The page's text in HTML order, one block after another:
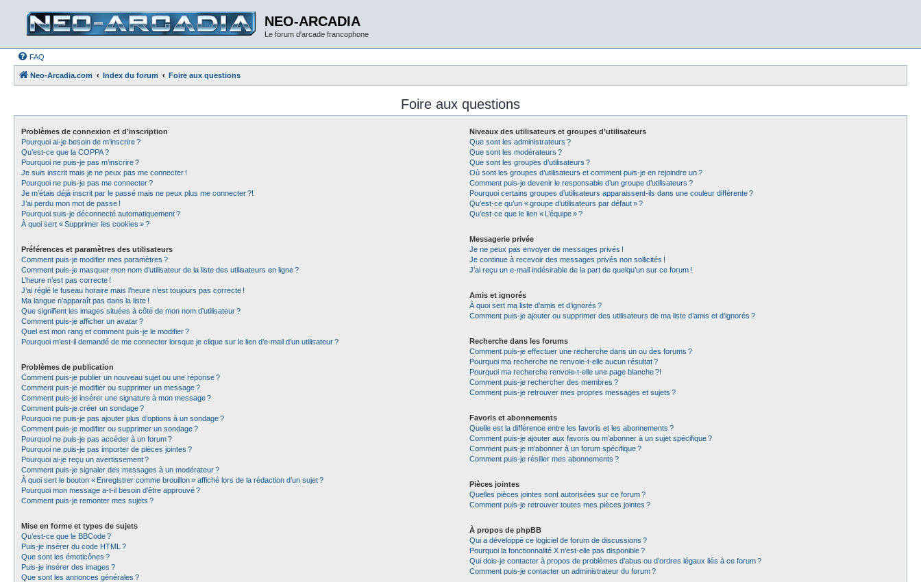
NEO-ARCADIA
Le forum d'arcade francophone
FAQ
Neo-Arcadia.com Index du forum Foire aux questions
Foire aux questions
Problèmes de connexion et d’inscription
Pourquoi ai-je besoin de m’inscrire ?
Qu’est-ce que la COPPA ?
Pourquoi ne puis-je pas m’inscrire ?
Je suis inscrit mais je ne peux pas me connecter !
Pourquoi ne puis-je pas me connecter ?
Je m’étais déjà inscrit par le passé mais ne peux plus me connecter ?!
J’ai perdu mon mot de passe !
Pourquoi suis-je déconnecté automatiquement ?
À quoi sert « Supprimer les cookies » ?
Préférences et paramètres des utilisateurs
Comment puis-je modifier mes paramètres ?
Comment puis-je masquer mon nom d’utilisateur de la liste des utilisateurs en ligne ?
L’heure n’est pas correcte !
J’ai réglé le fuseau horaire mais l’heure n’est toujours pas correcte !
Ma langue n’apparaît pas dans la liste !
Que signifient les images situées à côté de mon nom d’utilisateur ?
Comment puis-je afficher un avatar ?
Quel est mon rang et comment puis-je le modifier ?
Pourquoi m’est-il demandé de me connecter lorsque je clique sur le lien d’e-mail d’un utilisateur ?
Problèmes de publication
Comment puis-je publier un nouveau sujet ou une réponse ?
Comment puis-je modifier ou supprimer un message ?
Comment puis-je insérer une signature à mon message ?
Comment puis-je créer un sondage ?
Pourquoi ne puis-je pas ajouter plus d’options à un sondage ?
Comment puis-je modifier ou supprimer un sondage ?
Pourquoi ne puis-je pas accéder à un forum ?
Pourquoi ne puis-je pas importer de pièces jointes ?
Pourquoi ai-je reçu un avertissement ?
Comment puis-je signaler des messages à un modérateur ?
À quoi sert le bouton « Enregistrer comme brouillon » affiché lors de la rédaction d’un sujet ?
Pourquoi mon message a-t-il besoin d’être approuvé ?
Comment puis-je remonter mes sujets ?
Mise en forme et types de sujets
Qu’est-ce que le BBCode ?
Puis-je insérer du code HTML ?
Que sont les émoticônes ?
Puis-je insérer des images ?
Que sont les annonces générales ?
Niveaux des utilisateurs et groupes d’utilisateurs
Que sont les administrateurs ?
Que sont les modérateurs ?
Que sont les groupes d’utilisateurs ?
Où sont les groupes d’utilisateurs et comment puis-je en rejoindre un ?
Comment puis-je devenir le responsable d’un groupe d’utilisateurs ?
Pourquoi certains groupes d’utilisateurs apparaissent-ils dans une couleur différente ?
Qu’est-ce qu’un « groupe d’utilisateurs par défaut » ?
Qu’est-ce que le lien « L’équipe » ?
Messagerie privée
Je ne peux pas envoyer de messages privés !
Je continue à recevoir des messages privés non sollicités !
J’ai reçu un e-mail indésirable de la part de quelqu’un sur ce forum !
Amis et ignorés
À quoi sert ma liste d’amis et d’ignorés ?
Comment puis-je ajouter ou supprimer des utilisateurs de ma liste d’amis et d’ignorés ?
Recherche dans les forums
Comment puis-je effectuer une recherche dans un ou des forums ?
Pourquoi ma recherche ne renvoie-t-elle aucun résultat ?
Pourquoi ma recherche renvoie-t-elle une page blanche ?!
Comment puis-je rechercher des membres ?
Comment puis-je retrouver mes propres messages et sujets ?
Favoris et abonnements
Quelle est la différence entre les favoris et les abonnements ?
Comment puis-je ajouter aux favoris ou m’abonner à un sujet spécifique ?
Comment puis-je m’abonner à un forum spécifique ?
Comment puis-je résilier mes abonnements ?
Pièces jointes
Quelles pièces jointes sont autorisées sur ce forum ?
Comment puis-je retrouver toutes mes pièces jointes ?
À propos de phpBB
Qui a développé ce logiciel de forum de discussions ?
Pourquoi la fonctionnalité X n’est-elle pas disponible ?
Qui dois-je contacter à propos de problèmes d’abus ou d’ordres légaux liés à ce forum ?
Comment puis-je contacter un administrateur du forum ?